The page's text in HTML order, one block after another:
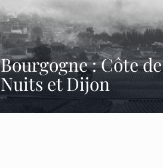
Bourgogne : Côte de
Nuits et Dijon